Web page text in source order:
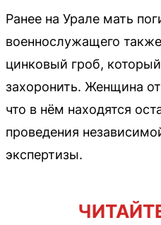
Ранее на Урале мать
военнослужащего
цинковый гроб,
захоронить. Женщина
что в нём находятся
проведения
экспертизы.